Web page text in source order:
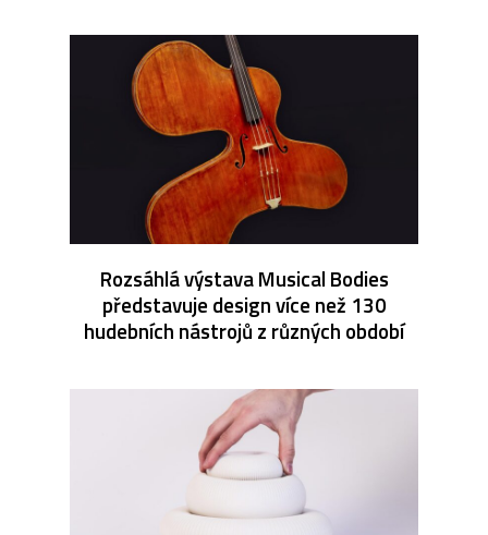
Rozsáhlá výstava Musical Bodies
představuje design více než 130
hudebních nástrojů z různých období